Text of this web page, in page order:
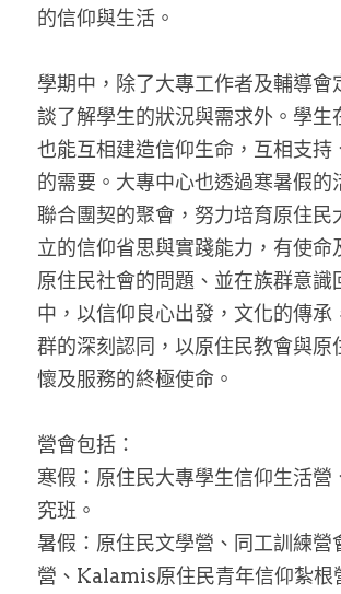
的信仰與生活。
學期中，除了大專工作者及輔導會
談了解學生的狀況與需求外。學生
也能互相建造信仰生命，互相支持
的需要。大專中心也透過寒暑假的
聯合團契的聚會，努力培育原住民
立的信仰省思與實踐能力，有使命
原住民社會的問題、並在族群意識
中，以信仰良心出發，文化的傳承
群的深刻認同，以原住民教會與原
懷及服務的終極使命。
營會包括：
寒假：原住民大專學生信仰生活營
究班。
暑假：原住民文學營、同工訓練
營、Kalamis原住民青年信仰紮根